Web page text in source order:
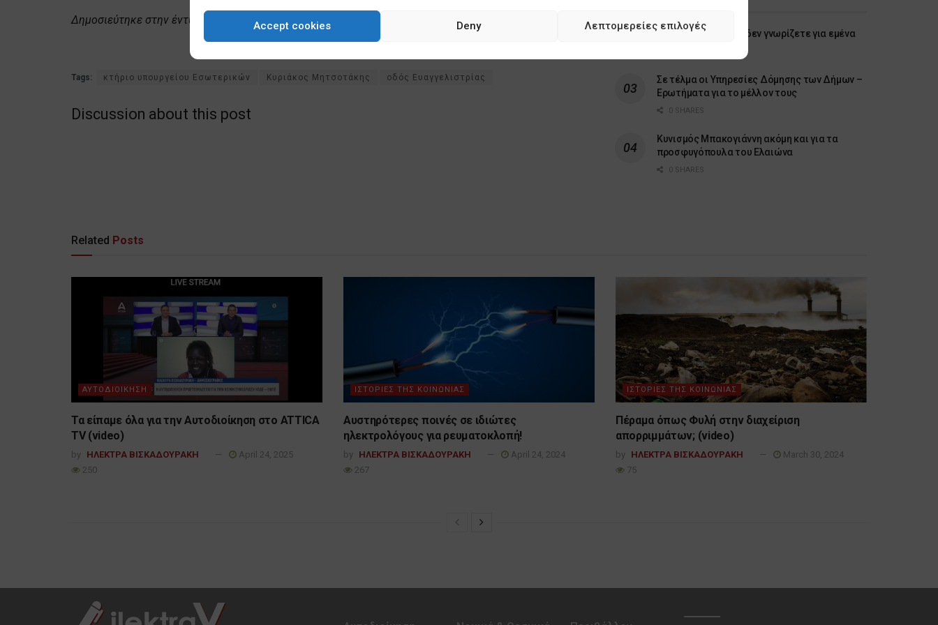
Accept cookies Deny Λεπτομερείες επιλογές
Δημοσιεύτηκε στην έντυπη έκδοση της εφημερίδας “Η ΑΥΓΗ”
Tags: κτήριο υπουργείου Εσωτερικών Κυριάκος Μητσοτάκης οδός Ευαγγελιστρίας
Discussion about this post
Λίγα πράγματα που δεν γνωρίζετε για εμένα
Σε τέλμα οι Υπηρεσίες Δόμησης των Δήμων –
Ερωτήματα για το μέλλον τους
0 SHARES
Κυνισμός Μπακογιάννη ακόμη και για τα
προσφυγόπουλα του Ελαιώνα
0 SHARES
Related Posts
ΑΥΤΟΔΙΟΙΚΗΣΗ
Τα είπαμε όλα για την Αυτοδιοίκηση στο ATTICA
TV (video)
by ΗΛΕΚΤΡΑ ΒΙΣΚΑΔΟΥΡΑΚΗ
April 24, 2025
250
ΙΣΤΟΡΙΕΣ ΤΗΣ ΚΟΙΝΩΝΙΑΣ
Αυστηρότερες ποινές σε ιδιώτες
ηλεκτρολόγους για ρευματοκλοπή!
by ΗΛΕΚΤΡΑ ΒΙΣΚΑΔΟΥΡΑΚΗ
April 24, 2024
267
ΙΣΤΟΡΙΕΣ ΤΗΣ ΚΟΙΝΩΝΙΑΣ
Πέραμα όπως Φυλή στην διαχείριση
απορριμμάτων; (video)
by ΗΛΕΚΤΡΑ ΒΙΣΚΑΔΟΥΡΑΚΗ
March 30, 2024
75